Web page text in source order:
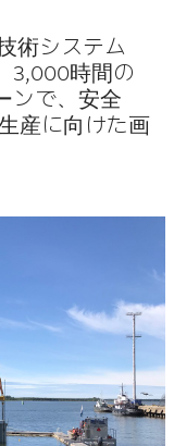
術システム
3,000時間の
ンで、安全
産に向けた画